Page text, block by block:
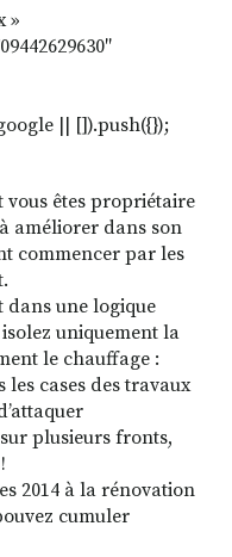
S'ABONNER
YOUTUBE
»
|| []).push({});
êtes propriétaire
améliorer dans son
commencer par les
dans une logique
uniquement la
le chauffage :
cases des travaux
plusieurs fronts,
2014 à la rénovation
cumuler